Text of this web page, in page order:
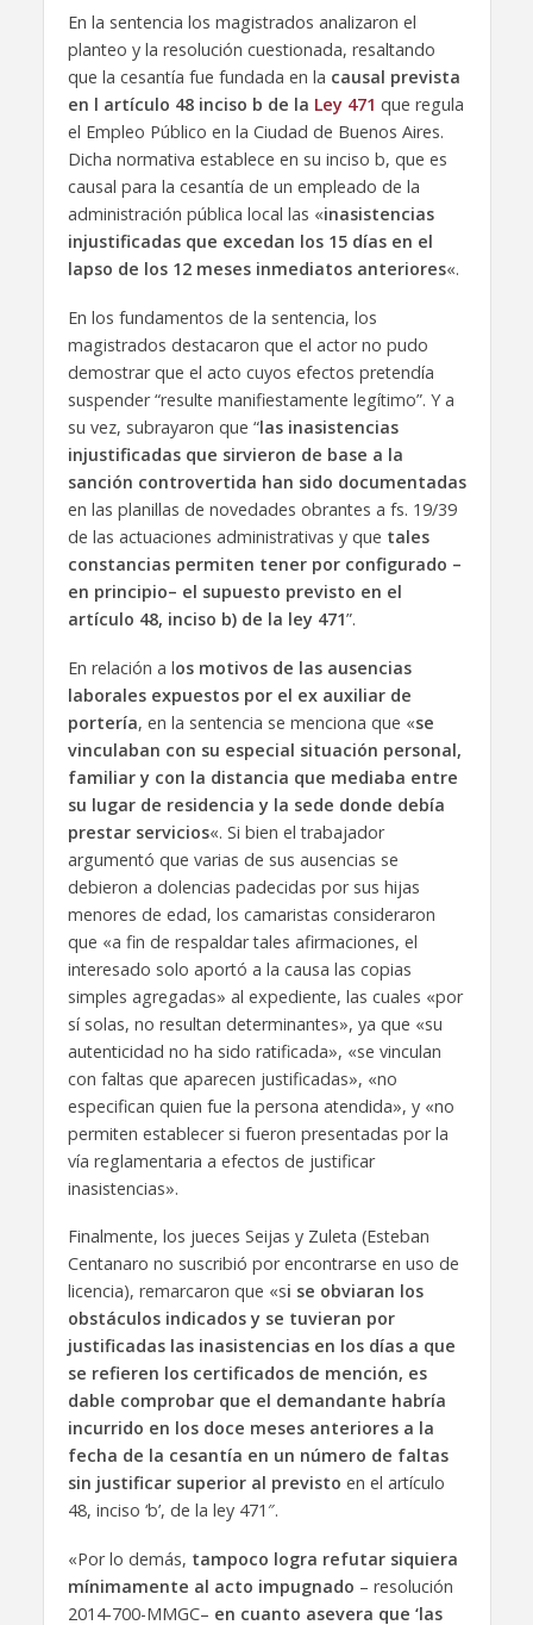
En la sentencia los magistrados analizaron el
planteo y la resolución cuestionada, resaltando
que la cesantía fue fundada en la causal prevista
en l artículo 48 inciso b de la Ley 471 que regula
el Empleo Público en la Ciudad de Buenos Aires.
Dicha normativa establece en su inciso b, que es
causal para la cesantía de un empleado de la
administración pública local las «inasistencias
injustificadas que excedan los 15 días en el
lapso de los 12 meses inmediatos anteriores«.
En los fundamentos de la sentencia, los
magistrados destacaron que el actor no pudo
demostrar que el acto cuyos efectos pretendía
suspender “resulte manifiestamente legítimo”. Y a
su vez, subrayaron que “las inasistencias
injustificadas que sirvieron de base a la
sanción controvertida han sido documentadas
en las planillas de novedades obrantes a fs. 19/39
de las actuaciones administrativas y que tales
constancias permiten tener por configurado –
en principio– el supuesto previsto en el
artículo 48, inciso b) de la ley 471”.
En relación a los motivos de las ausencias
laborales expuestos por el ex auxiliar de
portería, en la sentencia se menciona que «se
vinculaban con su especial situación personal,
familiar y con la distancia que mediaba entre
su lugar de residencia y la sede donde debía
prestar servicios«. Si bien el trabajador
argumentó que varias de sus ausencias se
debieron a dolencias padecidas por sus hijas
menores de edad, los camaristas consideraron
que «a fin de respaldar tales afirmaciones, el
interesado solo aportó a la causa las copias
simples agregadas» al expediente, las cuales «por
sí solas, no resultan determinantes», ya que «su
autenticidad no ha sido ratificada», «se vinculan
con faltas que aparecen justificadas», «no
especifican quien fue la persona atendida», y «no
permiten establecer si fueron presentadas por la
vía reglamentaria a efectos de justificar
inasistencias».
Finalmente, los jueces Seijas y Zuleta (Esteban
Centanaro no suscribió por encontrarse en uso de
licencia), remarcaron que «si se obviaran los
obstáculos indicados y se tuvieran por
justificadas las inasistencias en los días a que
se refieren los certificados de mención, es
dable comprobar que el demandante habría
incurrido en los doce meses anteriores a la
fecha de la cesantía en un número de faltas
sin justificar superior al previsto en el artículo
48, inciso ‘b’, de la ley 471″.
«Por lo demás, tampoco logra refutar siquiera
mínimamente al acto impugnado – resolución
2014-700-MMGC– en cuanto asevera que ‘las